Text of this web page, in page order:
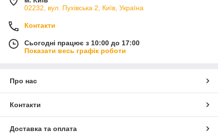
02232, вул. Пухівська 2, Київ, Україна
Контакти
Сьогодні працює з 10:00 до 17:00
Показати весь графік роботи
Про нас
Контакти
Доставка та оплата